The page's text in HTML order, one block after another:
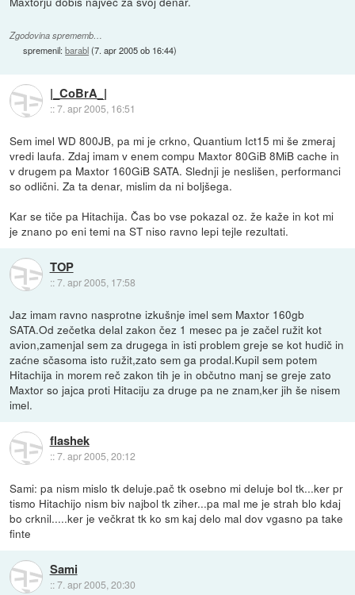
Zgodovina sprememb…
spremenil:barabl(7. apr 2005 ob 16:44)
|_CoBrA_|
::7. apr 2005, 16:51
Sem imel WD 800JB, pa mi je crkno, Quantium Ict15 mi še zmeraj
vredi laufa. Zdaj imam v enem compu Maxtor 80GiB 8MiB cache in
v drugem pa Maxtor 160GiB SATA. Slednji je neslišen, performanci
so odlični. Za ta denar, mislim da ni boljšega.
Kar se tiče pa Hitachija. Čas bo vse pokazal oz. že kaže in kot mi
je znano po eni temi na ST niso ravno lepi tejle rezultati.
TOP
::7. apr 2005, 17:58
Jaz imam ravno nasprotne izkušnje imel sem Maxtor 160gb
SATA.Od zečetka delal zakon čez 1 mesec pa je začel ružit kot
avion,zamenjal sem za drugega in isti problem greje se kot hudič in
zaćne sčasoma isto ružit,zato sem ga prodal.Kupil sem potem
Hitachija in morem reč zakon tih je in občutno manj se greje zato
Maxtor so jajca proti Hitaciju za druge pa ne znam,ker jih še nisem
imel.
flashek
::7. apr 2005, 20:12
Sami: pa nism mislo tk deluje.pač tk osebno mi deluje bol tk...ker pr
tismo Hitachijo nism biv najbol tk ziher...pa mal me je strah blo kdaj
bo crknil.....ker je večkrat tk ko sm kaj delo mal dov vgasno pa take
finte
Sami
::7. apr 2005, 20:30